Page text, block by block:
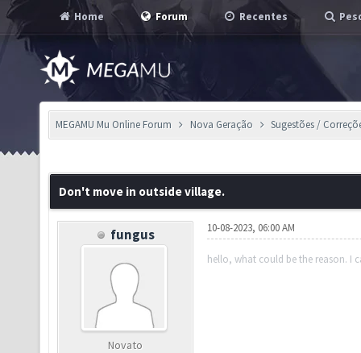
Home Forum Recentes
MEGAMU Mu Online Forum Nova Geração Sugestões /
Don't move in outside village.
fungus
Novato
10-08-2023, 06:00 AM
hello, what could be the reason. I